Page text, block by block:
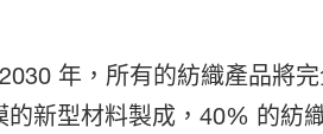
年，所有的紡織產品將
的新型材料製成，40% 的紡